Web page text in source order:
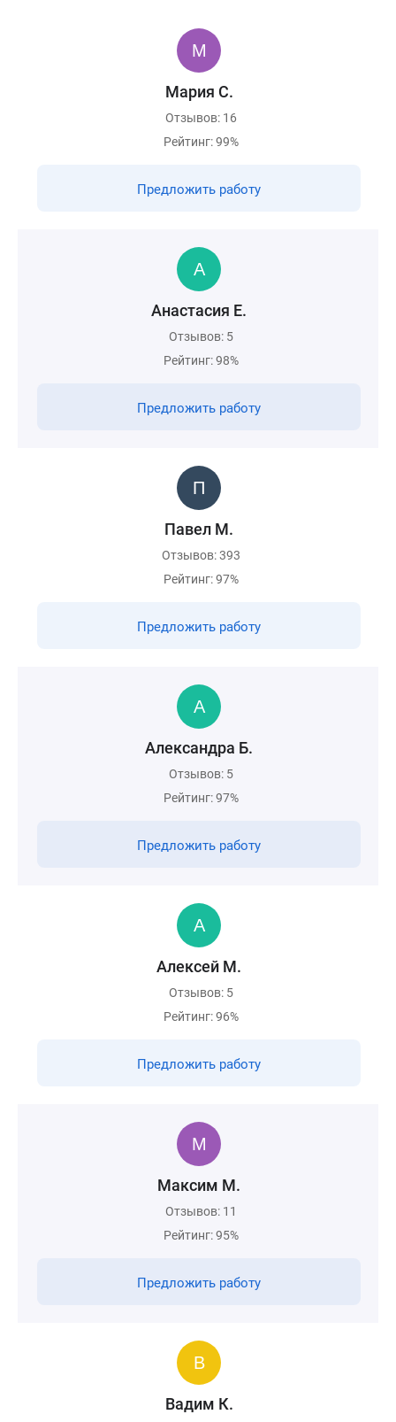
Мария С.
Отзывов: 16
Рейтинг: 99%
Предложить работу
Анастасия Е.
Отзывов: 5
Рейтинг: 98%
Предложить работу
Павел М.
Отзывов: 393
Рейтинг: 97%
Предложить работу
Александра Б.
Отзывов: 5
Рейтинг: 97%
Предложить работу
Алексей М.
Отзывов: 5
Рейтинг: 96%
Предложить работу
Максим М.
Отзывов: 11
Рейтинг: 95%
Предложить работу
Вадим К.